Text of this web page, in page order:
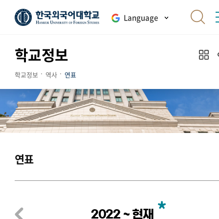
Language
학교정보
학교정보 역사 연표
연표
2022 ~ 현재